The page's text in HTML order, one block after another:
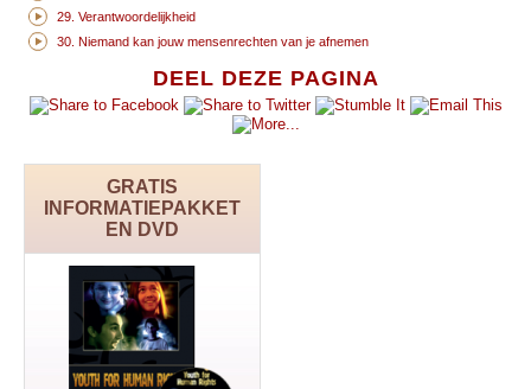
DEEL DEZE PAGINA
GRATIS
INFORMATIEPAKKET
EN DVD
29. Verantwoordelijkheid
30. Niemand kan jouw mensenrechten van je afnemen